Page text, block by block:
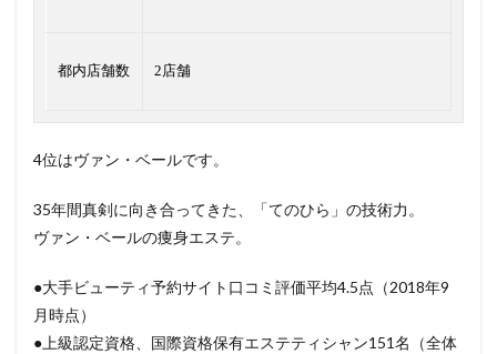
都内店舗数 2店舗
4位はヴァン・ベールです。
35年間真剣に向き合ってきた、「てのひら」の技術力。
ヴァン・ベールの痩身エステ。
●大手ビューティ予約サイト口コミ評価平均4.5点（2018年9
月時点）
●上級認定資格、国際資格保有エステティシャン151名（全体